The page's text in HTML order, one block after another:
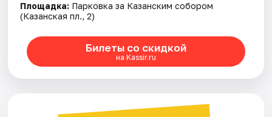
Площадка: Парковка за Казанским собором
(Казанская пл., 2)
Билеты со скидкой
на Kassir.ru